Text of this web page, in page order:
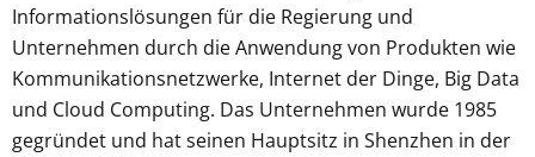
Informationslösungen für die Regierung und
Unternehmen durch die Anwendung von Produkten wie
Kommunikationsnetzwerke, Internet der Dinge, Big Data
und Cloud Computing. Das Unternehmen wurde 1985
gegründet und hat seinen Hauptsitz in Shenzhen in der